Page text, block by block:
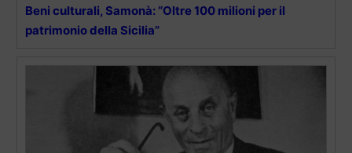
Beni culturali, Samonà: “Oltre 100 milioni per il
patrimonio della Sicilia”